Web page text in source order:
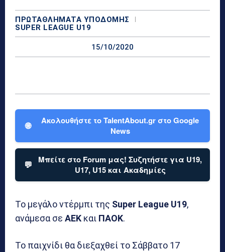
ΠΡΩΤΑΘΛΉΜΑΤΑ YΠΟΔΟΜΉΣ
SUPER LEAGUE U19
15/10/2020
🌐
Ακολουθήστε το TalentAbout.gr στο Google
News
💬
Μπείτε στο Forum μας! Συζητήστε για U19,
U17, U15 και Ακαδημίες
Το μεγάλο ντέρμπι της Super League U19,
ανάμεσα σε ΑΕΚ και ΠΑΟΚ.
Το παιχνίδι θα διεξαχθεί το Σάββατο 17